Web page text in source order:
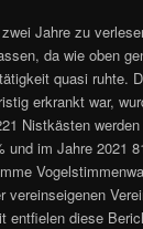
Jahre zu
da wie oben
quasi ruhte.
erkrankt war,
Nistkästen
und im Jahre 2021
vereinseigenen
entfielen diese